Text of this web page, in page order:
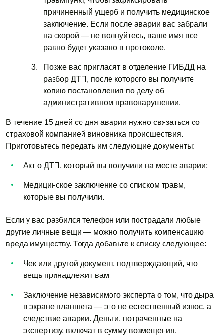
причиненный ущерб и получить медицинское
заключение. Если после аварии вас забрали
на скорой — не волнуйтесь, ваше имя все
равно будет указано в протоколе.
Позже вас пригласят в отделение ГИБДД на
разбор ДТП, после которого вы получите
копию постановления по делу об
административном правонарушении.
В течение 15 дней со дня аварии нужно связаться со
страховой компанией виновника происшествия.
Приготовьтесь передать им следующие документы:
Акт о ДТП, который вы получили на месте аварии;
Медицинское заключение со списком травм,
которые вы получили.
Если у вас разбился телефон или пострадали любые
другие личные вещи — можно получить компенсацию
вреда имуществу. Тогда добавьте к списку следующее:
Чек или другой документ, подтверждающий, что
вещь принадлежит вам;
Заключение независимого эксперта о том, что дыра
в экране планшета — это не естественный износ, а
следствие аварии. Деньги, потраченные на
экспертизу, включат в сумму возмещения.